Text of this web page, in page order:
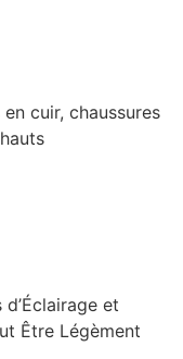
cuir, chaussures
et
Être Légèment